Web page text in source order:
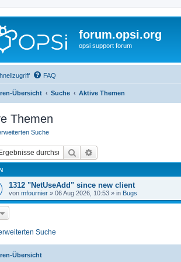
forum.opsi.org
opsi support forum
FAQ
Übersicht Suche Aktive Themen
Themen
Suche
Suche
1312 "NetUseAdd" since new client
von mfournier » 06 Aug 2026, 10:53 » in Bugs
Suche
Übersicht